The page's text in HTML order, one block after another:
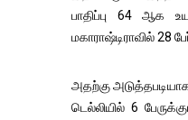
பாதிப்பு 64 ஆக
மகாராஷ்டிராவில் 28
அதற்கு
டெல்லியில் 6